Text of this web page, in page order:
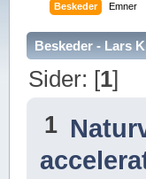
Beskeder Emner
Beskeder - Lars
Sider: [1]
1